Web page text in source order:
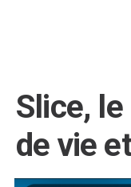
Slice,
de vie